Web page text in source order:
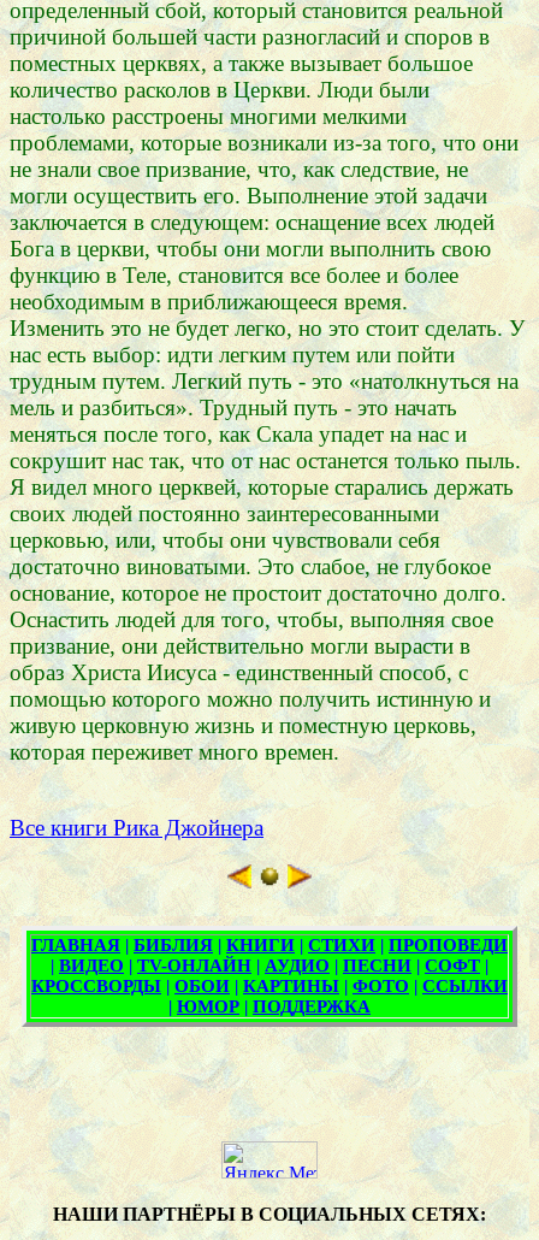
определенный сбой, который становится реальной
причиной большей части разногласий и споров в
поместных церквях, а также вызывает большое
количество расколов в Церкви. Люди были
настолько расстроены многими мелкими
проблемами, которые возникали из-за того, что они
не знали свое призвание, что, как следствие, не
могли осуществить его. Выполнение этой задачи
заключается в следующем: оснащение всех людей
Бога в церкви, чтобы они могли выполнить свою
функцию в Теле, становится все более и более
необходимым в приближающееся время.
Изменить это не будет легко, но это стоит сделать. У
нас есть выбор: идти легким путем или пойти
трудным путем. Легкий путь - это «натолкнуться на
мель и разбиться». Трудный путь - это начать
меняться после того, как Скала упадет на нас и
сокрушит нас так, что от нас останется только пыль.
Я видел много церквей, которые старались держать
своих людей постоянно заинтересованными
церковью, или, чтобы они чувствовали себя
достаточно виноватыми. Это слабое, не глубокое
основание, которое не простоит достаточно долго.
Оснастить людей для того, чтобы, выполняя свое
призвание, они действительно могли вырасти в
образ Христа Иисуса - единственный способ, с
помощью которого можно получить истинную и
живую церковную жизнь и поместную церковь,
которая переживет много времен.
Все книги Рика Джойнера